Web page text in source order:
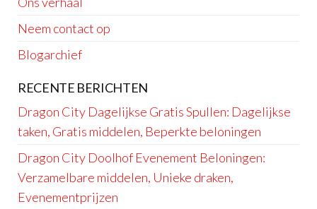
Neem contact op
Blogarchief
RECENTE BERICHTEN
Dragon City Dagelijkse Gratis Spullen: Dagelijkse
taken, Gratis middelen, Beperkte beloningen
Dragon City Doolhof Evenement Beloningen:
Verzamelbare middelen, Unieke draken,
Evenementprijzen